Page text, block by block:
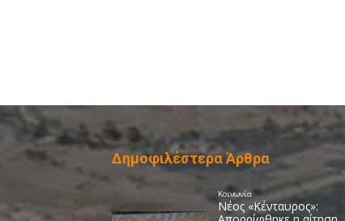
Δημοφιλέστερα Άρθρα